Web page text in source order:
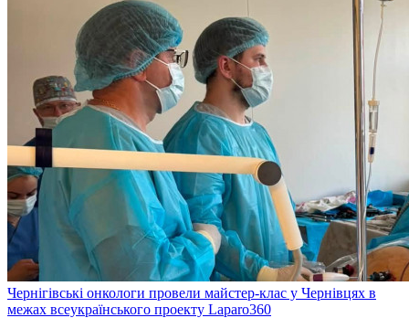
Чернігівські онкологи провели майстер-клас у Чернівцях в
межах всеукраїнського проекту Laparo360